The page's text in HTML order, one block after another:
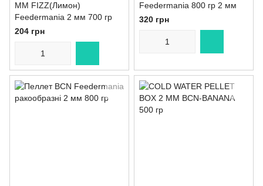
MM FIZZ(Лимон)
Feedermania 2 мм 700 гр
204 грн
Feedermania 800 гр 2 мм
320 грн